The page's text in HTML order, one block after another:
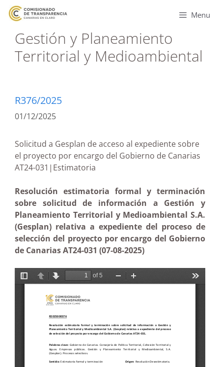
Menu
Gestión y Planeamiento
Territorial y Medioambiental
R376/2025
01/12/2025
Solicitud a Gesplan de acceso al expediente sobre
el proyecto por encargo del Gobierno de Canarias
AT24-031|Estimatoria
Resolución estimatoria formal y terminación
sobre solicitud de información a Gestión y
Planeamiento Territorial y Medioambiental S.A.
(Gesplan) relativa a expediente del proceso de
selección del proyecto por encargo del Gobierno
de Canarias AT24-031 (07-08-2025)